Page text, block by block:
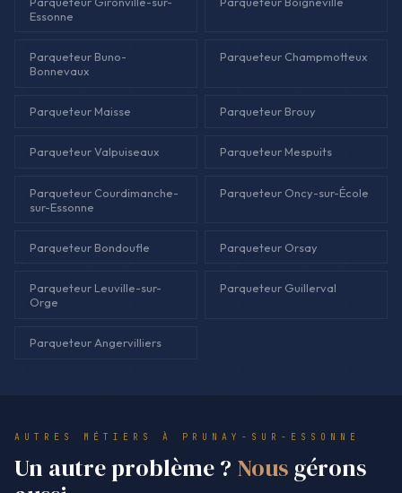
Essonne
Parqueteur Buno-
Bonnevaux
Parqueteur Champmotteux
Parqueteur Maisse Parqueteur Brouy
Parqueteur Valpuiseaux Parqueteur Mespuits
Parqueteur Courdimanche-
sur-Essonne
Parqueteur Oncy-sur-École
Parqueteur Bondoufle Parqueteur Orsay
Parqueteur Leuville-sur-
Orge
Parqueteur Guillerval
Parqueteur Angervilliers
AUTRES MÉTIERS À PRUNAY-SUR-ESSONNE
Un autre problème ? Nous gérons